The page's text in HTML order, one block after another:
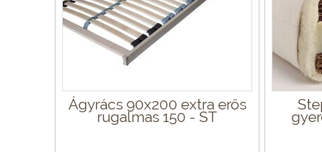
Ágyrács 90x200 extra erős
rugalmas 150 - ST